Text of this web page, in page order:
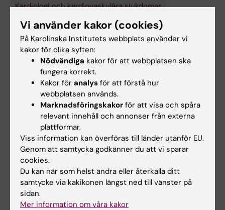
Kardiologi och kardiovaskulära sjukdomar
Medicinsk genetik och genomik
Näringslära och dietkunskap
Forskningsämnen:
Biomarkörer
Epidemiologi
Kardiovaskulära sjukdomar
Kohortstudier Kost
Mendelisk
randomiseringsanalys
Redaktör:Anna Persson
Sidan uppdaterad:
Dela
Vi använder kakor (cookies)
På Karolinska Institutets webbplats använder vi
kakor för olika syften:
Nödvändiga kakor för att webbplatsen ska
fungera korrekt.
Kakor för analys för att förstå hur
webbplatsen används.
Marknadsföringskakor för att visa och spåra
relevant innehåll och annonser från externa
plattformar.
Viss information kan överföras till länder utanför EU.
Genom att samtycka godkänner du att vi sparar
cookies.
Du kan när som helst ändra eller återkalla ditt
samtycke via kakikonen längst ned till vänster på
sidan.
Mer information om våra kakor